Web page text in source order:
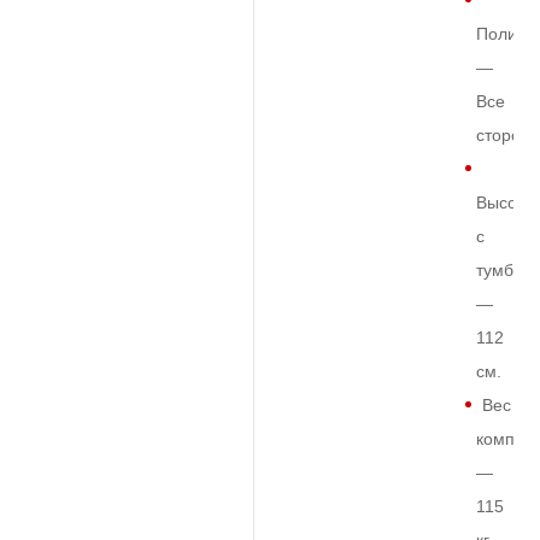
—
Все
Высота
с
тумбой
—
112
см.
Вес
—
115